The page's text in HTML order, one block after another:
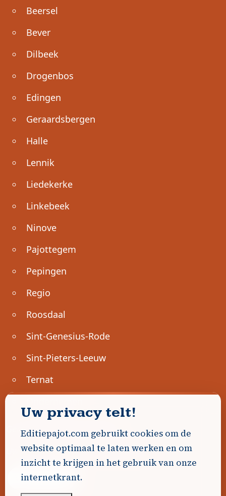
Beersel
Bever
Dilbeek
Drogenbos
Edingen
Geraardsbergen
Halle
Lennik
Liedekerke
Linkebeek
Ninove
Pajottegem
Pepingen
Regio
Roosdaal
Sint-Genesius-Rode
Sint-Pieters-Leeuw
Ternat
Geen advertenties gevonden.
Uw advertentie hier? Contacteer ons!
Word Partner!
Uw privacy telt!
Editiepajot.com gebruikt cookies om de
website optimaal te laten werken en om
inzicht te krijgen in het gebruik van onze
internetkrant.